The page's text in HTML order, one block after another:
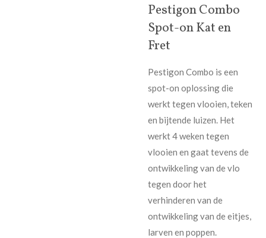
Pestigon Combo
Spot-on Kat en
Fret
Pestigon Combo is een
spot-on oplossing die
werkt tegen vlooien, teken
en bijtende luizen. Het
werkt 4 weken tegen
vlooien en gaat tevens de
ontwikkeling van de vlo
tegen door het
verhinderen van de
ontwikkeling van de eitjes,
larven en poppen.